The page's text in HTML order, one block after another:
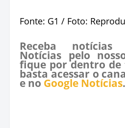
Fonte: G1 / Foto:
Receba notícias
Notícias pelo
fique por dentro de
basta acessar o
e no Google Notícias.